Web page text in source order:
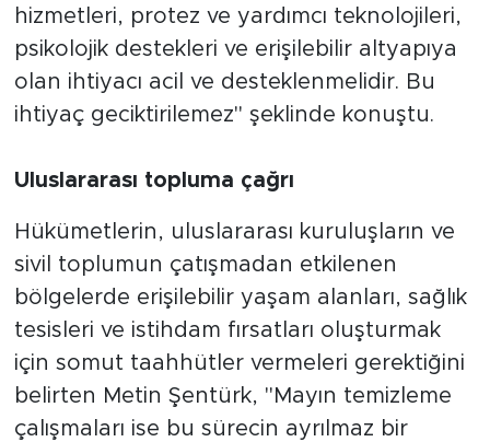
hizmetleri, protez ve yardımcı teknolojileri,
psikolojik destekleri ve erişilebilir altyapıya
olan ihtiyacı acil ve desteklenmelidir. Bu
ihtiyaç geciktirilemez" şeklinde konuştu.
Uluslararası topluma çağrı
Hükümetlerin, uluslararası kuruluşların ve
sivil toplumun çatışmadan etkilenen
bölgelerde erişilebilir yaşam alanları, sağlık
tesisleri ve istihdam fırsatları oluşturmak
için somut taahhütler vermeleri gerektiğini
belirten Metin Şentürk, "Mayın temizleme
çalışmaları ise bu sürecin ayrılmaz bir